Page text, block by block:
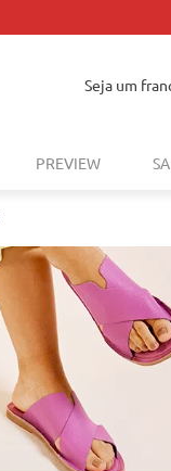
seja um
PREVIEW